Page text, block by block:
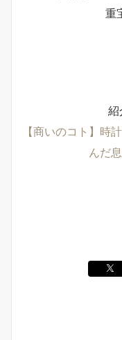
重
紹
【商いのコト】時
んだ